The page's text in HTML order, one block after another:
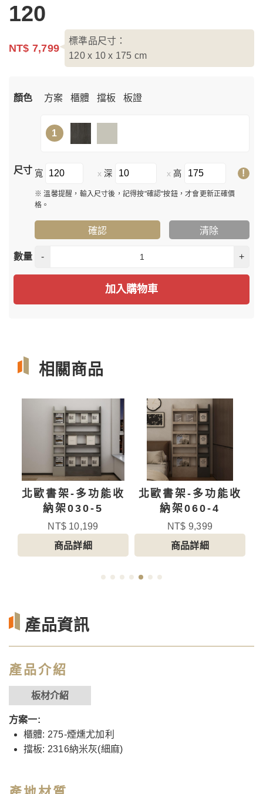
120
NT$ 7,799
標準品尺寸：
120 x 10 x 175 cm
顏色 方案 櫃體 擋板 板證
1
尺寸 寬 x 深 x 高 !
※ 溫馨提醒，輸入尺寸後，記得按"確認"按鈕，才會更新正確價
格。
確認 清除
數量 - +
加入購物車
相關商品
北歐書架-多功能收
納架030-5
NT$ 10,199
商品詳細
北歐書架-多功能收
納架060-4
NT$ 9,399
商品詳細
產品資訊
產品介紹
板材介紹
方案一:
櫃體: 275-煙燻尤加利
擋板: 2316納米灰(細麻)